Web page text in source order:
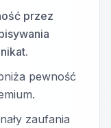
przez
pewność
zaufania